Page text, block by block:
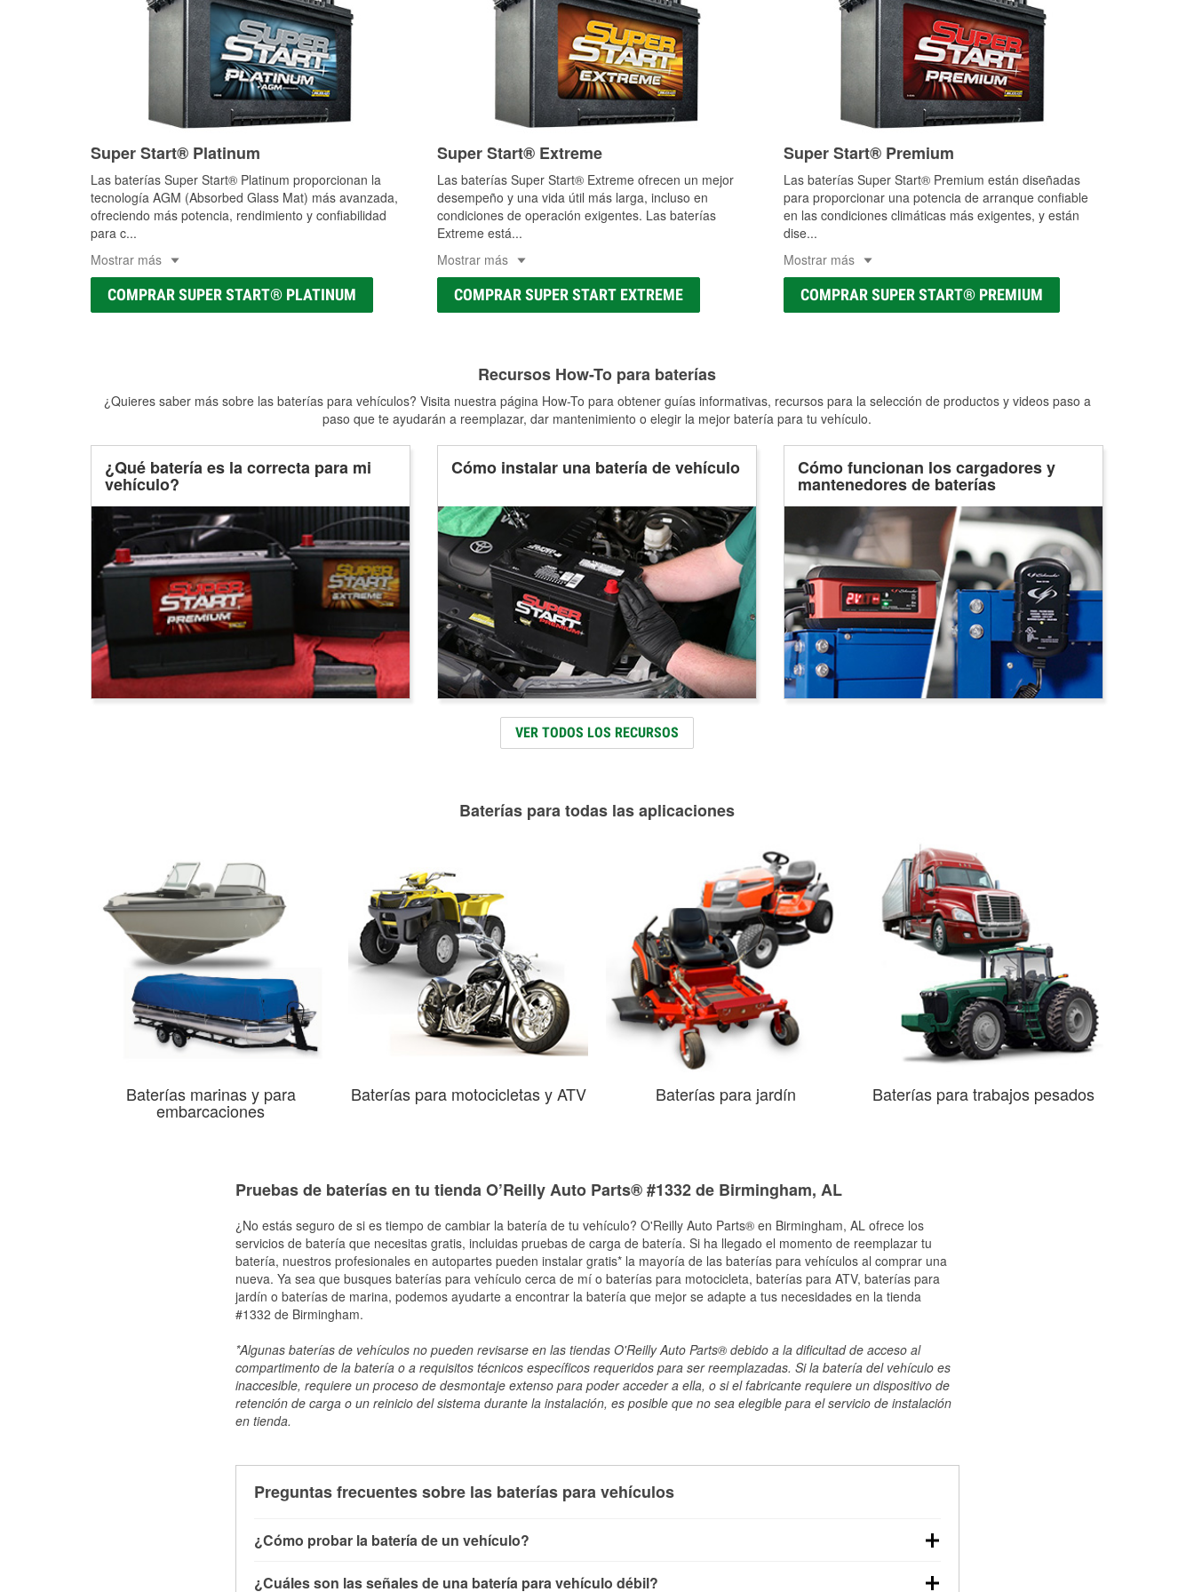
Super Start® Platinum
Las baterías Super Start® Platinum proporcionan la
tecnología AGM (Absorbed Glass Mat) más avanzada,
ofreciendo más potencia, rendimiento y confiabilidad
para c...
Mostrar más
COMPRAR SUPER START® PLATINUM
Super Start® Extreme
Las baterías Super Start® Extreme ofrecen un mejor
desempeño y una vida útil más larga, incluso en
condiciones de operación exigentes. Las baterías
Extreme está...
Mostrar más
COMPRAR SUPER START EXTREME
Super Start® Premium
Las baterías Super Start® Premium están diseñadas
para proporcionar una potencia de arranque confiable
en las condiciones climáticas más exigentes, y están
dise...
Mostrar más
COMPRAR SUPER START® PREMIUM
Recursos How-To para baterías
¿Quieres saber más sobre las baterías para vehículos? Visita nuestra página How-To para obtener guías informativas, recursos para la selección de productos y videos paso a
paso que te ayudarán a reemplazar, dar mantenimiento o elegir la mejor batería para tu vehículo.
¿Qué batería es la correcta para mi
vehículo?
Cómo instalar una batería de vehículo Cómo funcionan los cargadores y
mantenedores de baterías
VER TODOS LOS RECURSOS
Baterías para todas las aplicaciones
Baterías marinas y para
embarcaciones
Baterías para motocicletas y ATV Baterías para jardín Baterías para trabajos pesados
Pruebas de baterías en tu tienda O’Reilly Auto Parts® #1332 de Birmingham, AL
¿No estás seguro de si es tiempo de cambiar la batería de tu vehículo? O'Reilly Auto Parts® en Birmingham, AL ofrece los
servicios de batería que necesitas gratis, incluidas pruebas de carga de batería. Si ha llegado el momento de reemplazar tu
batería, nuestros profesionales en autopartes pueden instalar gratis* la mayoría de las baterías para vehículos al comprar una
nueva. Ya sea que busques baterías para vehículo cerca de mí o baterías para motocicleta, baterías para ATV, baterías para
jardín o baterías de marina, podemos ayudarte a encontrar la batería que mejor se adapte a tus necesidades en la tienda
#1332 de Birmingham.
*Algunas baterías de vehículos no pueden revisarse en las tiendas O'Reilly Auto Parts® debido a la dificultad de acceso al
compartimento de la batería o a requisitos técnicos específicos requeridos para ser reemplazadas. Si la batería del vehículo es
inaccesible, requiere un proceso de desmontaje extenso para poder acceder a ella, o si el fabricante requiere un dispositivo de
retención de carga o un reinicio del sistema durante la instalación, es posible que no sea elegible para el servicio de instalación
en tienda.
Preguntas frecuentes sobre las baterías para vehículos
¿Cómo probar la batería de un vehículo?
¿Cuáles son las señales de una batería para vehículo débil?